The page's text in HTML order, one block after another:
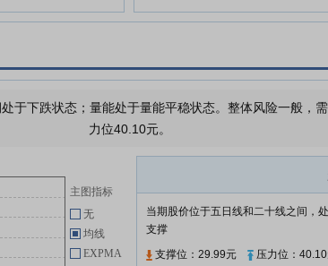
人声明与承诺-应晶
公告
国泰环保:上市公司独立董事提名
人声明与承诺-沈林华
查看更多
于下跌状态；量能处于量能平稳状态。整体风险一般，
力位40.10元。
当期股价位于五日线和二十线之间，
支撑
支撑位：29.99元
压力位：
主图指标
无
均线
EXPMA